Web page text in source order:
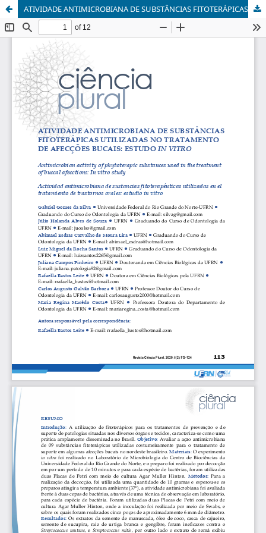
ATIVIDADE ANTIMICROBIANA DE SUBSTÂNCIAS FITOTERÁPICAS UTILIZADAS NO TRATAMENTO DE AFECÇÕES BUCAIS: ESTUDO IN VITRO